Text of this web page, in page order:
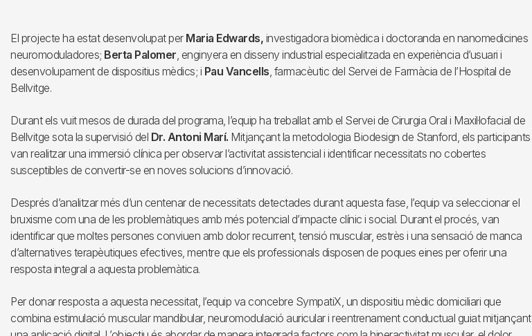
El projecte ha estat desenvolupat per Maria Edwards, investigadora biomèdica i doctoranda en nanomedicines
neuromoduladores; Berta Palomer, enginyera en disseny industrial especialitzada en experiència d’usuari i
desenvolupament de dispositius mèdics; i Pau Vancells, farmacèutic del Servei de Farmàcia de l’Hospital de
Bellvitge.
Durant els vuit mesos de durada del programa, l’equip ha treballat amb el Servei de Cirurgia Oral i Maxil·lofacial de
Bellvitge sota la supervisió del Dr. Antoni Marí. Mitjançant la metodologia Biodesign de Stanford, els participants
van realitzar una immersió clínica per observar l’activitat assistencial i identificar necessitats no cobertes
susceptibles de convertir-se en noves solucions d’innovació.
Després d’analitzar més d’un centenar de necessitats detectades durant aquesta fase, l’equip va seleccionar el
bruxisme com una de les problemàtiques amb més potencial d’impacte clínic i social. Durant el procés, van
identificar que moltes persones conviuen amb dolor recurrent, tensió muscular, estrès i una sensació de manca
d’alternatives terapèutiques efectives, mentre que els professionals disposen de poques eines per oferir una
resposta integral a aquesta problemàtica.
Per donar resposta a aquesta necessitat, l’equip va concebre SympatiX, un dispositiu mèdic domiciliari que
combina estimulació muscular mandibular, neuromodulació auricular i reentrenament conductual guiat mitjançant